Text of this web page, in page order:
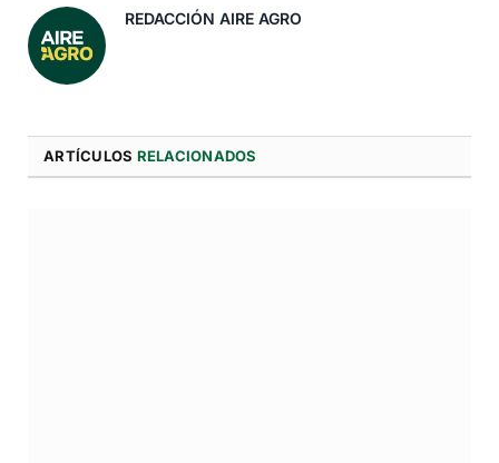
REDACCIÓN AIRE AGRO
ARTÍCULOS RELACIONADOS